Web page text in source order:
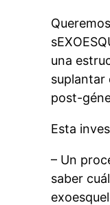
una
suplantar
post-
Esta
– Un
saber